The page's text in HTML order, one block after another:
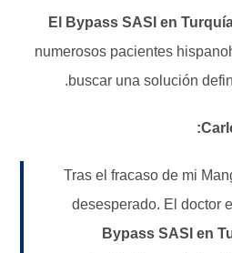
El Bypass SASI en
numerosos pacientes
buscar una solución
«Tras el fracaso de mi
desesperado. El doctor
Bypass SASI en